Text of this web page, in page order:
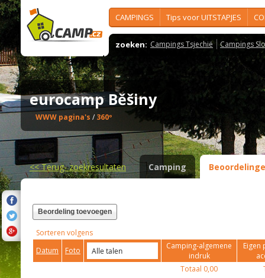
CAMPINGS Tips voor UITSTAPJES
zoeken: Campings Tsjechië Campings
eurocamp Běšiny
WWW pagina's / 360º
<<Terug- zoekresultaten Camping
Beordeling toevoegen
Sorteren volgens
Datum
Foto
Camping-algemene
indruk
Eigen
Totaal 0,00